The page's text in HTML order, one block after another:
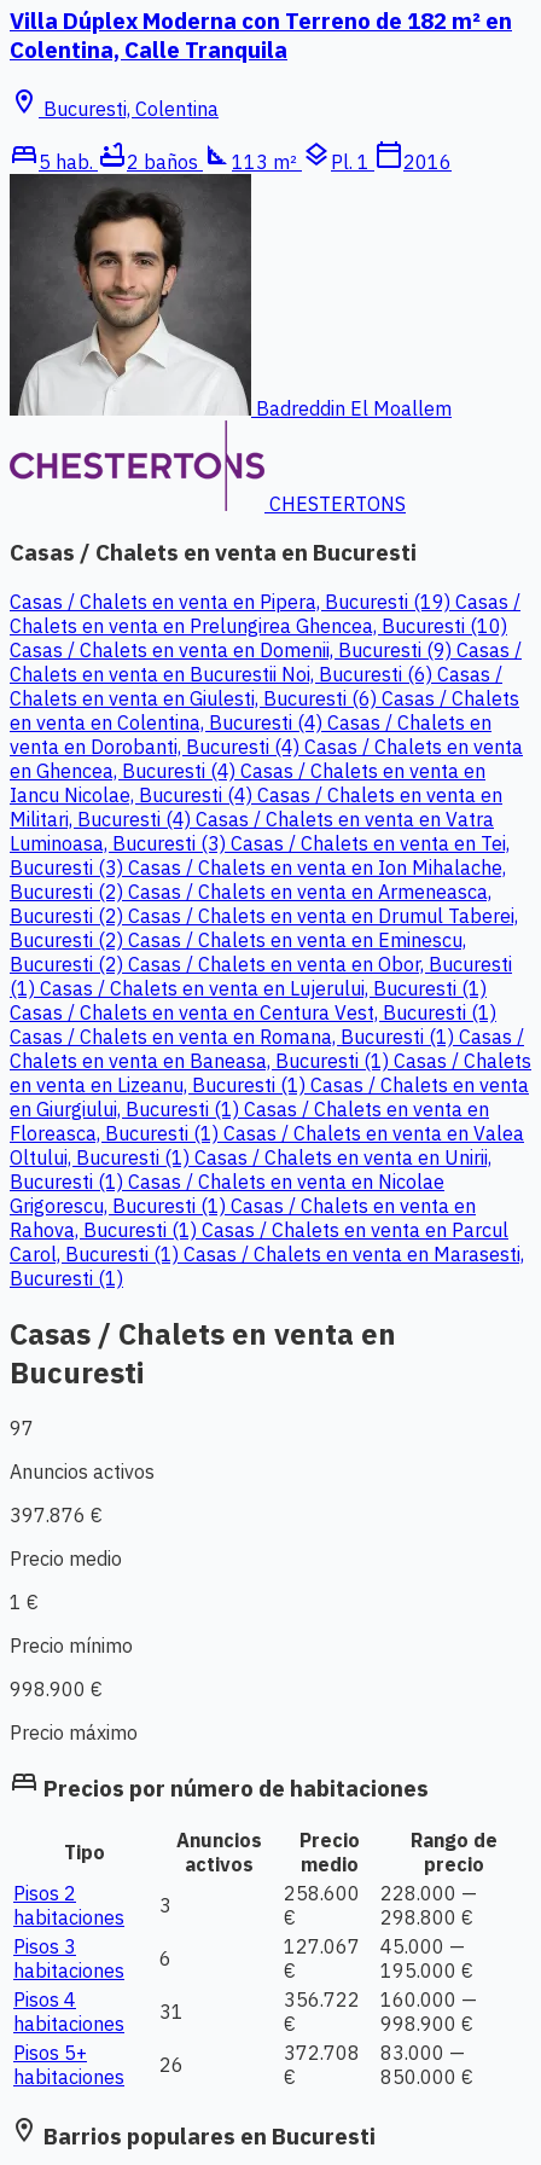
Villa Dúplex Moderna con Terreno de 182 m² en
Colentina, Calle Tranquila
location_on Bucuresti, Colentina
bed5 hab. bathtub2 baños square_foot 113 m² layers Pl. 1 calendar_today2016
Badreddin El Moallem
CHESTERTONS
Casas / Chalets en venta en Bucuresti
Casas / Chalets en venta en Pipera, Bucuresti (19) Casas /
Chalets en venta en Prelungirea Ghencea, Bucuresti (10)
Casas / Chalets en venta en Domenii, Bucuresti (9) Casas /
Chalets en venta en Bucurestii Noi, Bucuresti (6) Casas /
Chalets en venta en Giulesti, Bucuresti (6) Casas / Chalets
en venta en Colentina, Bucuresti (4) Casas / Chalets en
venta en Dorobanti, Bucuresti (4) Casas / Chalets en venta
en Ghencea, Bucuresti (4) Casas / Chalets en venta en
Iancu Nicolae, Bucuresti (4) Casas / Chalets en venta en
Militari, Bucuresti (4) Casas / Chalets en venta en Vatra
Luminoasa, Bucuresti (3) Casas / Chalets en venta en Tei,
Bucuresti (3) Casas / Chalets en venta en Ion Mihalache,
Bucuresti (2) Casas / Chalets en venta en Armeneasca,
Bucuresti (2) Casas / Chalets en venta en Drumul Taberei,
Bucuresti (2) Casas / Chalets en venta en Eminescu,
Bucuresti (2) Casas / Chalets en venta en Obor, Bucuresti
(1) Casas / Chalets en venta en Lujerului, Bucuresti (1)
Casas / Chalets en venta en Centura Vest, Bucuresti (1)
Casas / Chalets en venta en Romana, Bucuresti (1) Casas /
Chalets en venta en Baneasa, Bucuresti (1) Casas / Chalets
en venta en Lizeanu, Bucuresti (1) Casas / Chalets en venta
en Giurgiului, Bucuresti (1) Casas / Chalets en venta en
Floreasca, Bucuresti (1) Casas / Chalets en venta en Valea
Oltului, Bucuresti (1) Casas / Chalets en venta en Unirii,
Bucuresti (1) Casas / Chalets en venta en Nicolae
Grigorescu, Bucuresti (1) Casas / Chalets en venta en
Rahova, Bucuresti (1) Casas / Chalets en venta en Parcul
Carol, Bucuresti (1) Casas / Chalets en venta en Marasesti,
Bucuresti (1)
Casas / Chalets en venta en
Bucuresti
97
Anuncios activos
397.876 €
Precio medio
1 €
Precio mínimo
998.900 €
Precio máximo
bed Precios por número de habitaciones
Tipo
Anuncios
activos
Precio
medio
Rango de
precio
Pisos 2
habitaciones
3
258.600
€
228.000 —
298.800 €
Pisos 3
habitaciones
6
127.067
€
45.000 —
195.000 €
Pisos 4
habitaciones
31
356.722
€
160.000 —
998.900 €
Pisos 5+
habitaciones
26
372.708
€
83.000 —
850.000 €
location_on Barrios populares en Bucuresti